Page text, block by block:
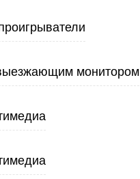
монитором